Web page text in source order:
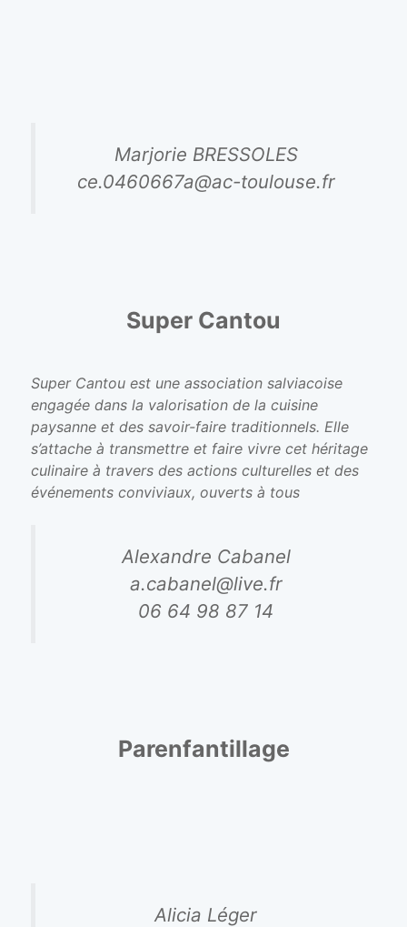
Marjorie BRESSOLES
ce.0460667a@ac-toulouse.fr
Super Cantou
Super Cantou est une association salviacoise
engagée dans la valorisation de la cuisine
paysanne et des savoir-faire traditionnels. Elle
s’attache à transmettre et faire vivre cet héritage
culinaire à travers des actions culturelles et des
événements conviviaux, ouverts à tous
Alexandre Cabanel
a.cabanel@live.fr
06 64 98 87 14
Parenfantillage
Alicia Léger